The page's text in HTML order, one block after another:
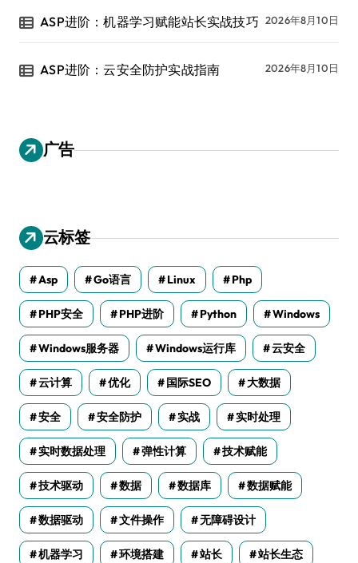
ASP进阶：机器学习赋能站长实战技巧 2026年8月10日
ASP进阶：云安全防护实战指南 2026年8月10日
广告
云标签
Asp Go语言 Linux Php
PHP安全 PHP进阶 Python Windows
Windows服务器 Windows运行库 云安全
云计算 优化 国际SEO 大数据
安全 安全防护 实战 实时处理
实时数据处理 弹性计算 技术赋能
技术驱动 数据 数据库 数据赋能
数据驱动 文件操作 无障碍设计
机器学习 环境搭建 站长 站长生态